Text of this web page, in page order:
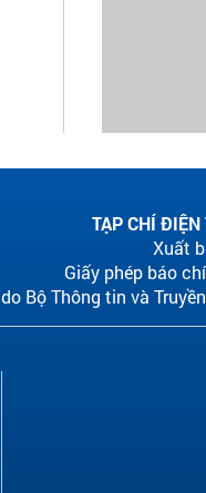
TẠP CHÍ ĐIỆN
Xuất
Giấy phép báo
do Bộ Thông tin và